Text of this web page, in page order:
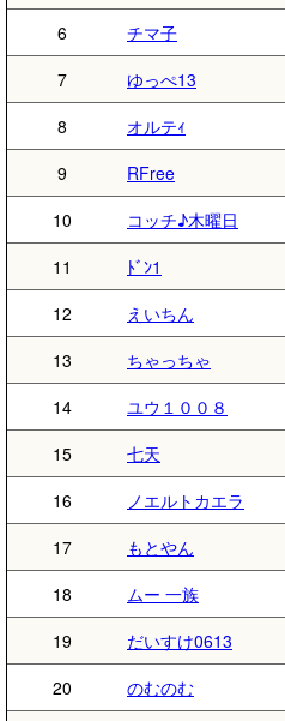
6
チマ子
7
ゆっぺ13
8
オルテｨ
9
RFree
10
コッチ♪木曜日
11
ﾄﾞﾝ1
12
えいちん
13
ちゃっちゃ
14
ユウ１００８
15
七天
16
ノエルトカエラ
17
もとやん
18
ムー 一族
19
だいすけ0613
20
のむのむ